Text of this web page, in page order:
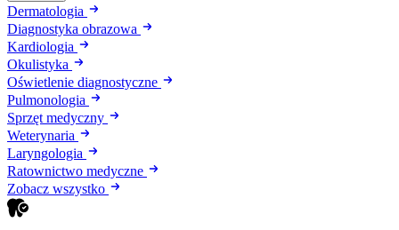
Dermatologia
Diagnostyka obrazowa
Kardiologia
Okulistyka
Oświetlenie diagnostyczne
Pulmonologia
Sprzęt medyczny
Weterynaria
Laryngologia
Ratownictwo medyczne
Zobacz wszystko